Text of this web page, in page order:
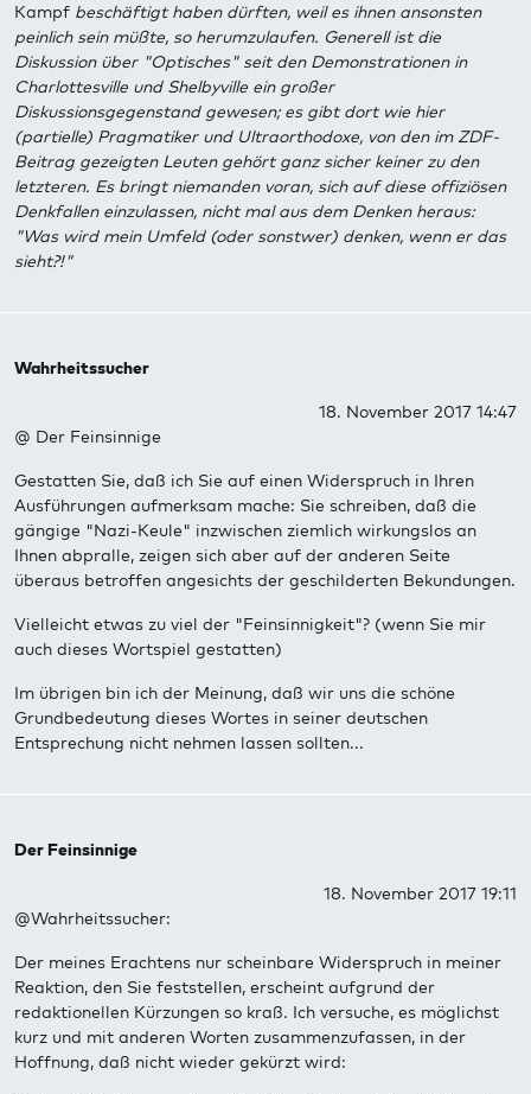
Kampf beschäftigt haben dürften, weil es ihnen ansonsten
peinlich sein müßte, so herumzulaufen. Generell ist die
Diskussion über "Optisches" seit den Demonstrationen in
Charlottesville und Shelbyville ein großer
Diskussionsgegenstand gewesen; es gibt dort wie hier
(partielle) Pragmatiker und Ultraorthodoxe, von den im ZDF-
Beitrag gezeigten Leuten gehört ganz sicher keiner zu den
letzteren. Es bringt niemanden voran, sich auf diese offiziösen
Denkfallen einzulassen, nicht mal aus dem Denken heraus:
"Was wird mein Umfeld (oder sonstwer) denken, wenn er das
sieht?!"
Wahrheitssucher
18. November 2017 14:47
@ Der Feinsinnige
Gestatten Sie, daß ich Sie auf einen Widerspruch in Ihren
Ausführungen aufmerksam mache: Sie schreiben, daß die
gängige "Nazi-Keule" inzwischen ziemlich wirkungslos an
Ihnen abpralle, zeigen sich aber auf der anderen Seite
überaus betroffen angesichts der geschilderten Bekundungen.
Vielleicht etwas zu viel der "Feinsinnigkeit"? (wenn Sie mir
auch dieses Wortspiel gestatten)
Im übrigen bin ich der Meinung, daß wir uns die schöne
Grundbedeutung dieses Wortes in seiner deutschen
Entsprechung nicht nehmen lassen sollten...
Der Feinsinnige
18. November 2017 19:11
@Wahrheitssucher:
Der meines Erachtens nur scheinbare Widerspruch in meiner
Reaktion, den Sie feststellen, erscheint aufgrund der
redaktionellen Kürzungen so kraß. Ich versuche, es möglichst
kurz und mit anderen Worten zusammenzufassen, in der
Hoffnung, daß nicht wieder gekürzt wird: